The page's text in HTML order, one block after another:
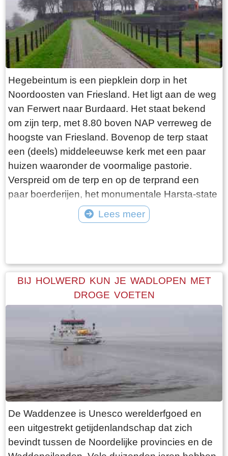
explosie heeft plaatsgevonden. Niets is minder
waar. De laatste bewoner van Jongemastate
was Burgemeester van Slooten. Hij was
burgemeester van de gemeente
Rauwerderhem. Het voormalige gemeentehuis
staat een eindje verderop. Het is moeilijk voor te
stellen maar toen hij verhuisde heeft hij de state
met de grond gelijk laten maken. Misschien
heeft hij tevergeefs een advertentie geplaatst in
de Leeuwarder Courant met de vraag of iemand
zijn ambtswoning zou willen overnemen voor
een schappelijk prijsje. Wellicht bij gebrek aan
belangstelling heeft Burgemeester van Slooten
er korte metten mee gemaakt. Opgeruimd staat
netjes moet hij hebben gedacht, terwijl hij de
deur voor de laatste keer achter zich sloot!
Hegebeintum is een piepklein dorp in het
Noordoosten van Friesland. Het ligt aan de weg
van Ferwert naar Burdaard. Het staat bekend
om zijn terp, met 8.80 boven NAP verreweg de
hoogste van Friesland. Bovenop de terp staat
een (deels) middeleeuwse kerk met een paar
huizen waaronder de voormalige pastorie.
Verspreid om de terp en op de terprand een
paar boerderijen, het monumentale Harsta-state
en een dozijn huizen. Gisteren was ik er op een
druilerige dag in december. Voordeel van deze
optimaal uitzicht op de terp en haar bebouwing.
Een ideale dag voor een “rondje om de kerk”.
Vanaf de parkeerplaats bij het
bezoekerscentrum loop je via een voetpad van
rode klinkers de terp op. De kerk is helaas dicht,
want deze is aan de binnenkant ook de moeite
waard. Er hangt een aantal historische houten
rouwborden aan de muur. In de huizen brandt
licht en de kachel. Aan de andere kant van de
terp loop je weer naar beneden, nu via voetpad
van gele klinkers. Als je daarna links aanhoudt
kom je gewoon weer uit waar je bent begonnen.
Het is moeilijk voor te stellen dat een dergelijk
terp ooit door mensenhanden is gemaakt.
Lees meer
BIJ HOLWERD KUN JE WADLOPEN MET
DROGE VOETEN
De Waddenzee is Unesco werelderfgoed en
een uitgestrekt getijdenlandschap dat zich
bevindt tussen de Noordelijke provincies en de